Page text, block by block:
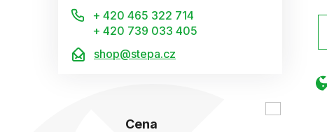
+ 420 465 322 714
+ 420 739 033 405
shop@stepa.cz
Cena